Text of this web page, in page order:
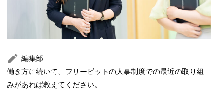
編集部
働き方に続いて、フリービットの人事制度での最近の取り組
みがあれば教えてください。